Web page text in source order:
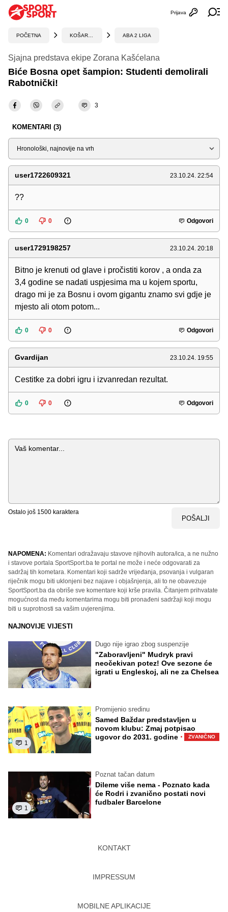
Otvori
Prijava
POČETNA ABA 2 LIGA
Sjajna predstava ekipe Zorana Kašćelana
Biće Bosna opet šampion: Studenti demolirali
Rabotnički!
3
KOMENTARI (3)
Sortiraj
user1722609321 23.10.24. 22:54
??
0 0 Odgovori
user1729198257 23.10.24. 20:18
Bitno je krenuti od glave i pročistiti korov , a onda za
3,4 godine se nadati uspjesima ma u kojem sportu,
drago mi je za Bosnu i ovom gigantu znamo svi gdje je
mjesto ali otom potom...
0 0 Odgovori
Gvardijan 23.10.24. 19:55
Cestitke za dobri igru i izvanredan rezultat.
0 0 Odgovori
Komentar
Ostalo još 1500 karaktera
POŠALJI
NAPOMENA: Komentari odražavaju stavove njihovih autora/ica, a ne nužno
i stavove portala SportSport.ba te portal ne može i neće odgovarati za
sadržaj tih kometara. Komentari koji sadrže vrijeđanja, psovanja i vulgaran
riječnik mogu biti uklonjeni bez najave i objašnjenja, ali to ne obavezuje
SportSport.ba da obriše sve komentare koji krše pravila. Čitanjem prihvatate
mogućnost da među komentarima mogu biti pronađeni sadržaji koji mogu
biti u suprotnosti sa vašim uvjerenjima.
NAJNOVIJE VIJESTI
Dugo nije igrao zbog suspenzije
"Zaboravljeni" Mudryk pravi
neočekivan potez! Ove sezone će
igrati u Engleskoj, ali ne za Chelsea
1
Promijenio sredinu
Samed Baždar predstavljen u
novom klubu: Zmaj potpisao
ugovor do 2031. godine · ZVANIČNO
1
Poznat tačan datum
Dileme više nema - Poznato kada
će Rodri i zvanično postati novi
fudbaler Barcelone
KONTAKT
IMPRESSUM
MOBILNE APLIKACIJE